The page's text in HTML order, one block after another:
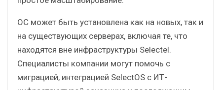
ОС может быть установлена как на новых, так и
на существующих серверах, включая те, что
находятся вне инфраструктуры Selectel.
Специалисты компании могут помочь с
миграцией, интеграцией SelectOS с ИТ-